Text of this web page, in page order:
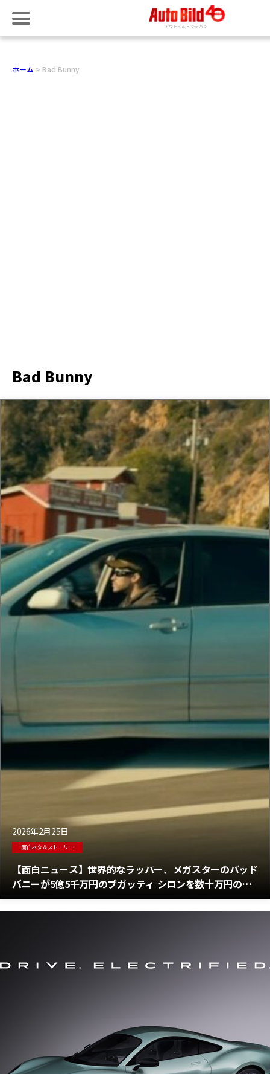
ホーム Bad Bunny
Bad Bunny
2026年2月25日
面白ネタ＆ストーリー
【面白ニュース】世界的なラッパー、メガスターのバッド
バニーが5億5千万円のブガッティ シロンを数十万円のト
ヨタ カローラにチェンジ！その理由とは？